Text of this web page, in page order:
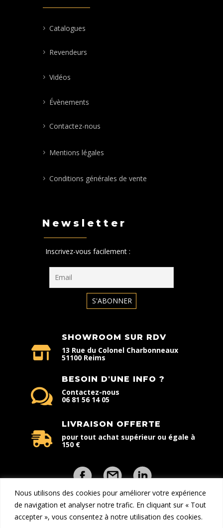
Nous utilisons des cookies pour améliorer votre expérience
de navigation et analyser notre trafic. En cliquant sur « Tout
accepter », vous consentez à notre utilisation des cookies.
Catalogues
Revendeurs
Vidéos
Évènements
Contactez-nous
Mentions légales
Conditions générales de vente
Newsletter
Inscrivez-vous facilement :
SHOWROOM SUR RDV
13 Rue du Colonel Charbonneaux
51100 Reims
BESOIN D'UNE INFO ?
Contactez-nous
06 81 56 14 05
LIVRAISON OFFERTE
pour tout achat supérieur ou égale à
150 €
Copyright © 2026 - Explorcom | Tous droits réservés | Une